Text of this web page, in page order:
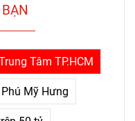
Tâm TP.HCM
Mỹ Hưng